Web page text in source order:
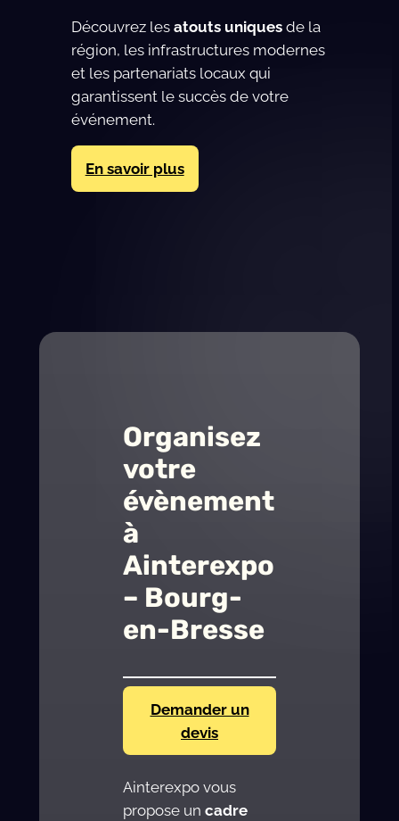
Découvrez les atouts uniquesde la
région, les infrastructures modernes
et les partenariats locaux qui
garantissent le succès de votre
événement.
En savoir plus
Organisez
votre
évènement
à
Ainterexpo
– Bourg-
en-Bresse
Demander un
devis
Ainterexpo vous
propose un cadre